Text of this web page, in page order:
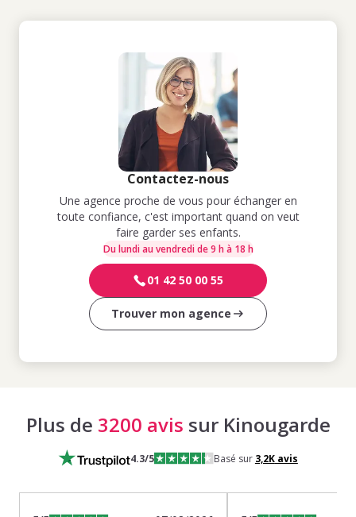
Contactez-nous
Une agence proche de vous pour échanger en
toute confiance, c'est important quand on veut
faire garder ses enfants.
Du lundi au vendredi de 9 h à 18 h
01 42 50 00 55
Trouver mon agence
Plus de 3200 avis sur Kinougarde
4.3/5 Basé sur 3,2Kavis